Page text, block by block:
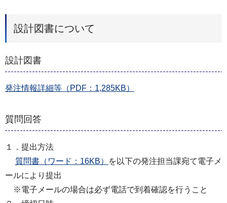
設計図書について
設計図書
発注情報詳細等（PDF：1,285KB）
質問回答
１．提出方法
質問書（ワード：16KB）
を以下の発注担当課宛て電子メ
ールにより提出
※電子メールの場合は必ず電話で到着確認を行うこと